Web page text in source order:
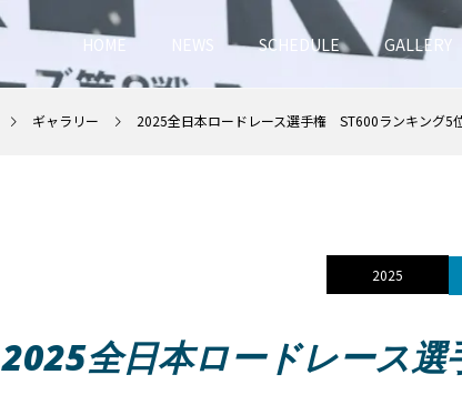
HOME SCHEDULE GALLERY
ギャラリー 2025全日本ロードレース選手権 ST600ランキング5
2025
2025全日本ロードレース